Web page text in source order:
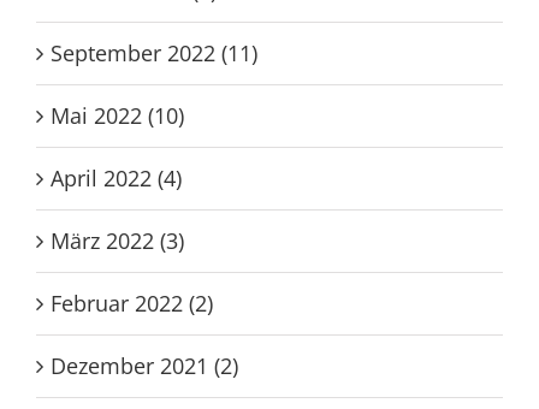
September 2022 (11)
Mai 2022 (10)
April 2022 (4)
März 2022 (3)
Februar 2022 (2)
Dezember 2021 (2)